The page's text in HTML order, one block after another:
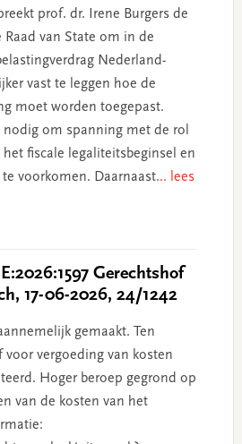
prof. dr. Irene Burgers de
Raad van State om in de
Nederland-
vast te leggen hoe de
moet worden toegepast.
nodig om spanning met de rol
fiscale legaliteitsbeginsel en
voorkomen. Daarnaast... lees
Gerechtshof
17-06-2026, 24/1242
gemaakt. Ten
voor vergoeding van kosten
Hoger beroep gegrond op
van de kosten van het